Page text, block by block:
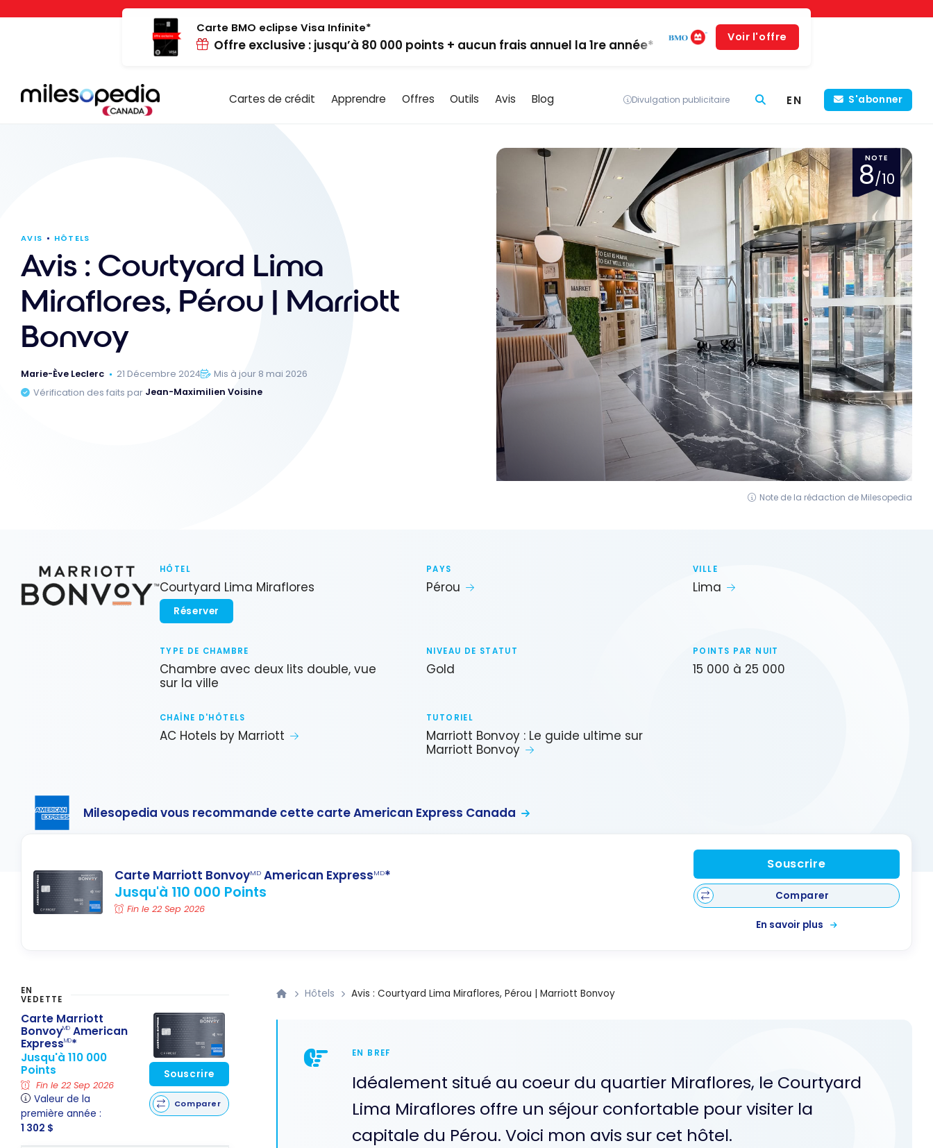
Panneau de gestion des cookies
Carte BMO eclipse Visa Infinite*
Offre exclusive : jusqu’à 80 000 points + aucun frais annuel la 1re année*
Voir l'offre
Cartes de crédit Apprendre Offres Outils Avis Blog Divulgation publicitaire EN S'abonner
AVIS HÔTELS
Avis : Courtyard Lima
Miraflores, Pérou | Marriott
Bonvoy
Marie-Ève Leclerc 21 Décembre 2024
Mis à jour 8 mai 2026
Vérification des faits par Jean-Maximilien Voisine
NOTE
8/10
Note de la rédaction de Milesopedia
HÔTEL
Courtyard Lima Miraflores
Réserver
PAYS
Pérou
VILLE
Lima
TYPE DE CHAMBRE
Chambre avec deux lits double, vue
sur la ville
NIVEAU DE STATUT
Gold
POINTS PAR NUIT
15 000 à 25 000
CHAÎNE D'HÔTELS
AC Hotels by Marriott
TUTORIEL
Marriott Bonvoy : Le guide ultime sur
Marriott Bonvoy
Milesopedia vous recommande cette carte American Express Canada
Carte Marriott BonvoyMD American ExpressMD*
Jusqu'à 110 000 Points
Fin le 22 Sep 2026
Souscrire
Comparer
En savoir plus
Hôtels Avis : Courtyard Lima Miraflores, Pérou | Marriott Bonvoy
EN BREF
Idéalement situé au coeur du quartier Miraflores, le Courtyard
Lima Miraflores offre un séjour confortable pour visiter la
capitale du Pérou. Voici mon avis sur cet hôtel.
EN
VEDETTE
Carte Marriott
BonvoyMD American
ExpressMD*
Jusqu'à 110 000
Points
Fin le 22 Sep 2026
Valeur de la
première année :
1 302 $
Souscrire
Comparer